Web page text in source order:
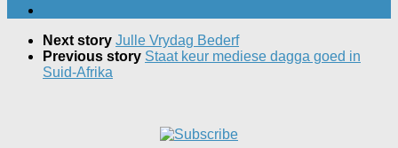
Next story Julle Vrydag Bederf
Previous story Staat keur mediese dagga goed in
Suid-Afrika